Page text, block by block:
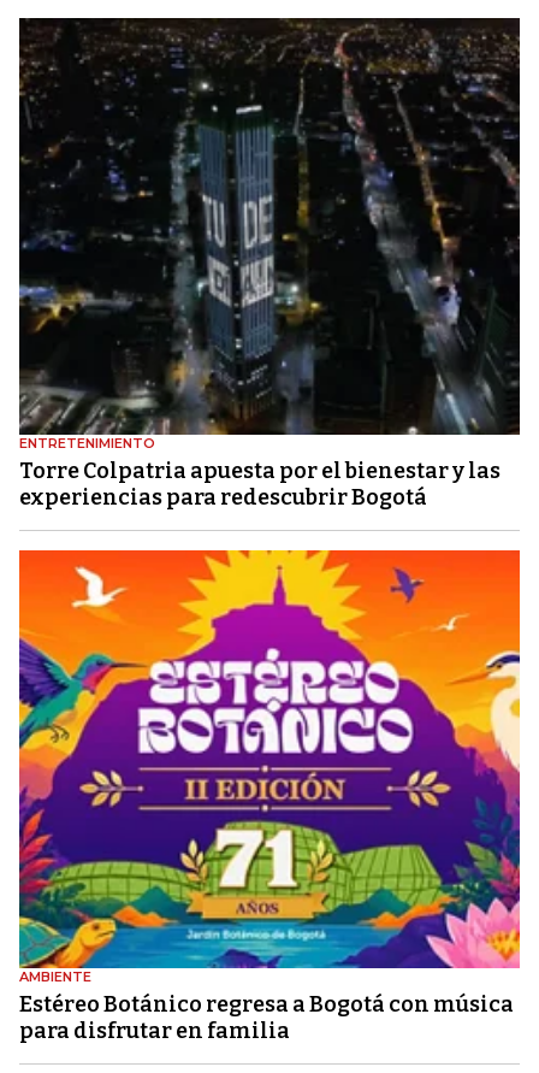
ENTRETENIMIENTO
Torre Colpatria apuesta por el bienestar y las
experiencias para redescubrir Bogotá
AMBIENTE
Estéreo Botánico regresa a Bogotá con música
para disfrutar en familia